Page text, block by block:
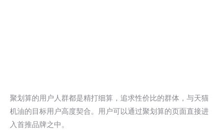
聚划算的用户人群都是精打细算，追求性价比的群体，与天猫
机油的目标用户高度契合。用户可以通过聚划算的页面直接进
入首推品牌之中。